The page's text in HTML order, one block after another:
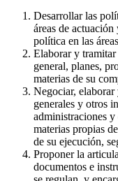
Desarrollar las
áreas de
política en las
Elaborar y tramitar
general, planes,
materias de su
Negociar,
generales y otros
administraciones y
materias propias
de su ejecución,
Proponer la
documentos e